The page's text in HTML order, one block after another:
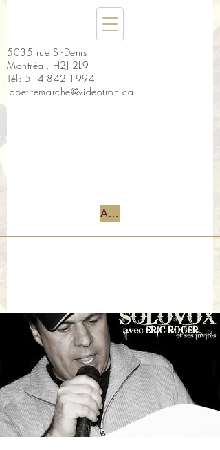
5035 rue St-Denis
Montréal, H2J 2L9
Tél: 514-842-1994
lapetitemarche@videotron.ca
Accueil